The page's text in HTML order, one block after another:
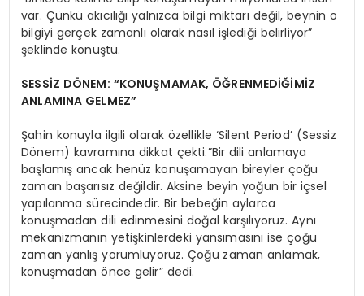
var. Çünkü akıcılığı yalnızca bilgi miktarı değil, beynin o
bilgiyi gerçek zamanlı olarak nasıl işlediği belirliyor”
şeklinde konuştu.
SESSİZ DÖNEM: “KONUŞMAMAK, ÖĞRENMEDİĞİMİZ
ANLAMINA GELMEZ”
Şahin konuyla ilgili olarak özellikle ‘Silent Period’ (Sessiz
Dönem) kavramına dikkat çekti.”Bir dili anlamaya
başlamış ancak henüz konuşamayan bireyler çoğu
zaman başarısız değildir. Aksine beyin yoğun bir içsel
yapılanma sürecindedir. Bir bebeğin aylarca
konuşmadan dili edinmesini doğal karşılıyoruz. Aynı
mekanizmanın yetişkinlerdeki yansımasını ise çoğu
zaman yanlış yorumluyoruz. Çoğu zaman anlamak,
konuşmadan önce gelir” dedi.